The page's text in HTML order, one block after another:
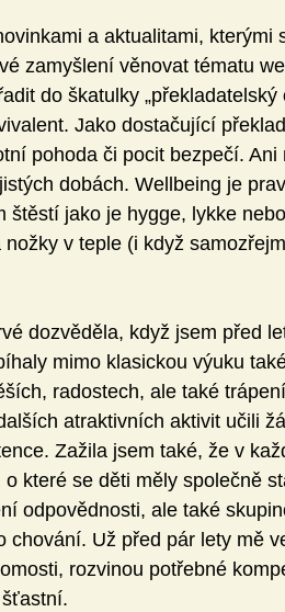
a aktualitami, kterými
zamyšlení věnovat tématu
do škatulky
Jako dostačující
pohoda či pocit bezpečí.
dobách. Wellbeing je
štěstí jako je hygge, lykke
v teple (i když
dozvěděla, když jsem před
mimo klasickou výuku
radostech, ale také
atraktivních aktivit učili
Zažila jsem také, že v
které se děti měly společně
odpovědnosti, ale také
chování. Už před pár lety mě
rozvinou potřebné